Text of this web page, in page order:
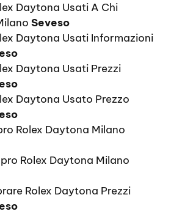
Daytona Usati A Chi
Seveso
Daytona Usati Informazioni
Daytona Usati Prezzi
Daytona Usato Prezzo
Rolex Daytona Milano
Rolex Daytona Milano
Rolex Daytona Prezzi